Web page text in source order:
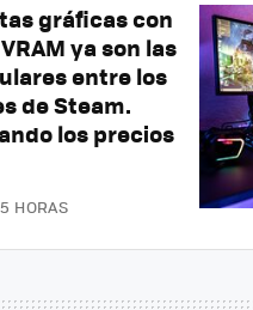
gráficas con
ya son las
entre los
de Steam.
los precios
HORAS